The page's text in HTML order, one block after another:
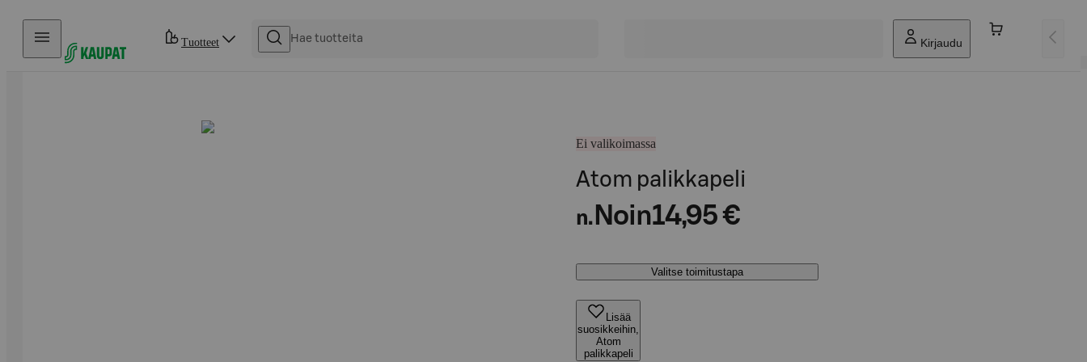
Hyppää sisältöön
Tuotteet Kirjaudu
Ei valikoimassa
Atom palikkapeli
n. Noin14,95 €
Valitse toimitustapa
Lisää
suosikkeihin,
Atom
palikkapeli